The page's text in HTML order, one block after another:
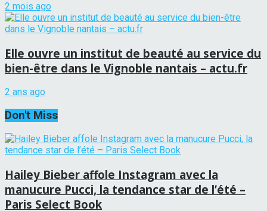
2 mois ago
Elle ouvre un institut de beauté au service du
bien-être dans le Vignoble nantais – actu.fr
2 ans ago
Don't Miss
Hailey Bieber affole Instagram avec la
manucure Pucci, la tendance star de l’été –
Paris Select Book